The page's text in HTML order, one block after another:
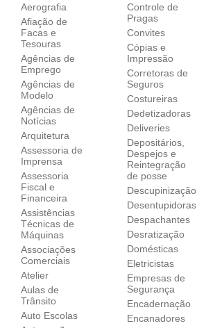
Aerografia
Afiação de
Facas e
Tesouras
Agências de
Emprego
Agências de
Modelo
Agências de
Notícias
Arquitetura
Assessoria de
Imprensa
Assessoria
Fiscal e
Financeira
Assistências
Técnicas de
Máquinas
Associações
Comerciais
Atelier
Aulas de
Trânsito
Auto Escolas
Controle de
Pragas
Convites
Cópias e
Impressão
Corretoras de
Seguros
Costureiras
Dedetizadoras
Deliveries
Depositários,
Despejos e
Reintegração
de posse
Descupinização
Desentupidoras
Despachantes
Desratização
Domésticas
Eletricistas
Empresas de
Segurança
Encadernação
Encanadores